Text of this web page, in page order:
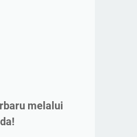
melalui